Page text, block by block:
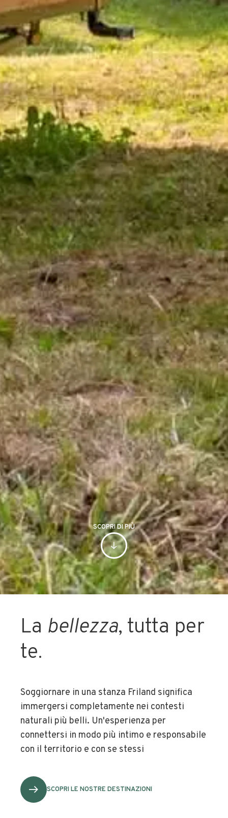
SCOPRI DI PIÙ
La bellezza, tutta per
te.
Soggiornare in una stanza Friland significa
immergersi completamente nei contesti
naturali più belli. Un'esperienza per
connettersi in modo più intimo e responsabile
con il territorio e con se stessi
SCOPRI LE NOSTRE DESTINAZIONI